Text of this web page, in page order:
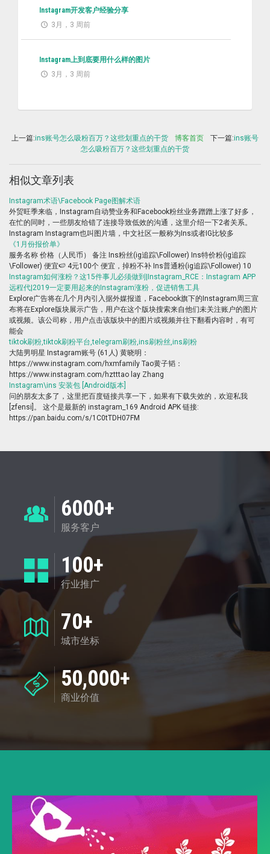
Instagram开发客户经验分享
3月，3 周前
Instagram上到底要用什么样的图片
3月，3 周前
上一篇:ins账号怎么吸粉百万？这些划重点的干货 博客首页 下一篇:ins账号
怎么吸粉百万？这些划重点的干货
相似文章列表
Instagram术语\Facebook Page图解术语
外贸旺季来临，Instagram自动赞业务和Facebook粉丝业务蹭蹭上涨了好多，
在忙的同时，一些朋友给错了连接导致低效的沟通，这里介绍一下2者关系。
Instagram Instagram也叫图片墙，中文社区一般称为Ins或者IG比较多
《1月份报价单》
服务名称 价格（人民币） 备注 Ins粉丝(ig追踪\Follower) Ins特价粉(ig追踪
\Follower) 便宜🍉 4元100个 便宜，掉粉不补 Ins普通粉(ig追踪\Follower) 10
Instagram如何涨粉？这15件事儿必须做到|Instagram_RCE：Instagram APP
远程代|2019一定要用起来的Instagram涨粉，促进销售工具
Explore广告将在几个月内引入据外媒报道，Facebook旗下的Instagram周三宣
布将在Explore版块展示广告，用户在这个版块搜索来自他们未关注账户的图片
或视频。该公司称，用户点击该版块中的图片或视频并往下翻看内容时，有可
能会
tiktok刷粉,tiktok刷粉平台,telegram刷粉,ins刷粉丝,ins刷粉
大陆男明星 Instagram账号 (61人) 黄晓明：
https://www.instagram.com/hxmfamily Tao黄子韬：
https://www.instagram.com/hztttao lay Zhang
Instagram\ins 安装包 [Android版本]
问的朋友太多了，这里把百度链接共享一下，如果有下载失效的，欢迎私我
[zfensi]。 这个是最新的 instagram_169 Android APK 链接:
https://pan.baidu.com/s/1C0tTDH07FM
6000+
服务客户
100+
行业推广
70+
城市坐标
50,000+
商业价值